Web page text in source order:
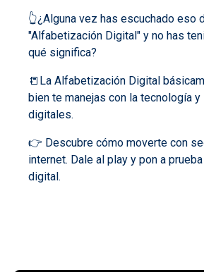
👆​¿Alguna vez has escuchado eso
"Alfabetización Digital" y no has
qué significa?
📒​La Alfabetización Digital
bien te manejas con la tecnología
digitales.
👉 Descubre cómo moverte con
internet. Dale al play y pon a
digital.